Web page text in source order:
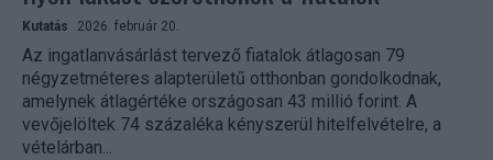
Kutatás 2026. február 20.
Az ingatlanvásárlást tervező fiatalok átlagosan 79
négyzetméteres alapterületű otthonban gondolkodnak,
amelynek átlagértéke országosan 43 millió forint. A
vevőjelöltek 74 százaléka kényszerül hitelfelvételre, a
vételárban...